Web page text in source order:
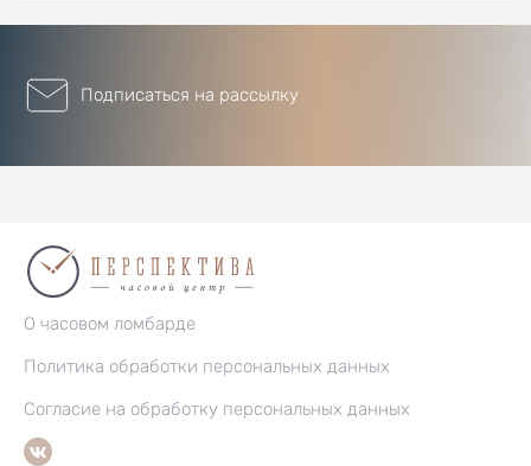
Подписаться на рассылку
О часовом ломбарде
Политика обработки персональных данных
Согласие на обработку персональных данных